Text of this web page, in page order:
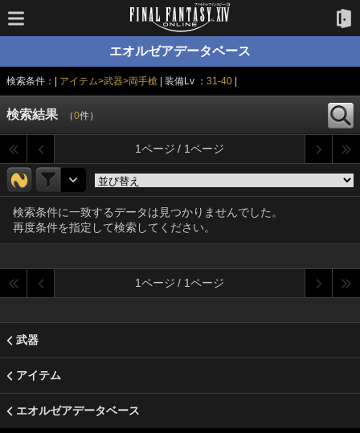
エオルゼアデータベース
検索条件：| アイテム>武器>両手槍 | 装備Lv ： 31-40|
検索結果 （0件）
1ページ / 1ページ
検索条件に一致するデータは見つかりませんでした。
再度条件を指定して検索してください。
1ページ / 1ページ
武器
アイテム
エオルゼアデータベース